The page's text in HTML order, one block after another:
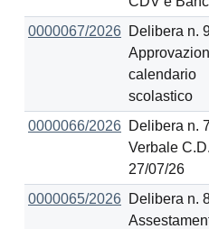
0000067/2026 Delibera n.
calendario
scolastico
0000066/2026 Delibera n.
Verbale
27/07/26
0000065/2026 Delibera n.